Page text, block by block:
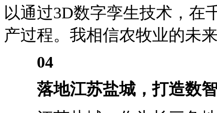
以通过3D数字孪生技术，在
产过程。我相信农牧业的未
04
落地江苏盐城，打造数